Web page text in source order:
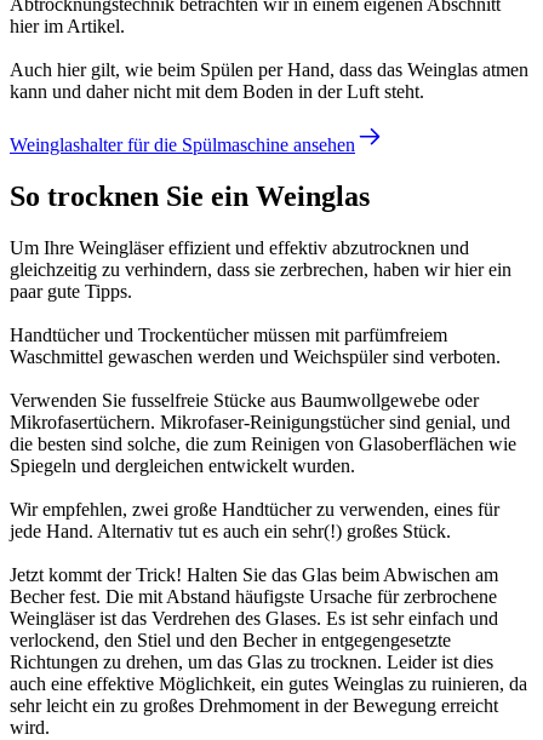
Abtrocknungstechnik betrachten wir in einem eigenen Abschnitt
hier im Artikel.
Auch hier gilt, wie beim Spülen per Hand, dass das Weinglas atmen
kann und daher nicht mit dem Boden in der Luft steht.
Weinglashalter für die Spülmaschine ansehen
So trocknen Sie ein Weinglas
Um Ihre Weingläser effizient und effektiv abzutrocknen und
gleichzeitig zu verhindern, dass sie zerbrechen, haben wir hier ein
paar gute Tipps.
Handtücher und Trockentücher müssen mit parfümfreiem
Waschmittel gewaschen werden und Weichspüler sind verboten.
Verwenden Sie fusselfreie Stücke aus Baumwollgewebe oder
Mikrofasertüchern. Mikrofaser-Reinigungstücher sind genial, und
die besten sind solche, die zum Reinigen von Glasoberflächen wie
Spiegeln und dergleichen entwickelt wurden.
Wir empfehlen, zwei große Handtücher zu verwenden, eines für
jede Hand. Alternativ tut es auch ein sehr(!) großes Stück.
Jetzt kommt der Trick! Halten Sie das Glas beim Abwischen am
Becher fest. Die mit Abstand häufigste Ursache für zerbrochene
Weingläser ist das Verdrehen des Glases. Es ist sehr einfach und
verlockend, den Stiel und den Becher in entgegengesetzte
Richtungen zu drehen, um das Glas zu trocknen. Leider ist dies
auch eine effektive Möglichkeit, ein gutes Weinglas zu ruinieren, da
sehr leicht ein zu großes Drehmoment in der Bewegung erreicht
wird.